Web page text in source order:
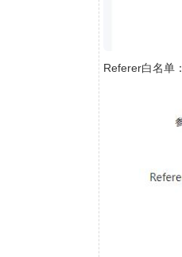
Referer白名单：